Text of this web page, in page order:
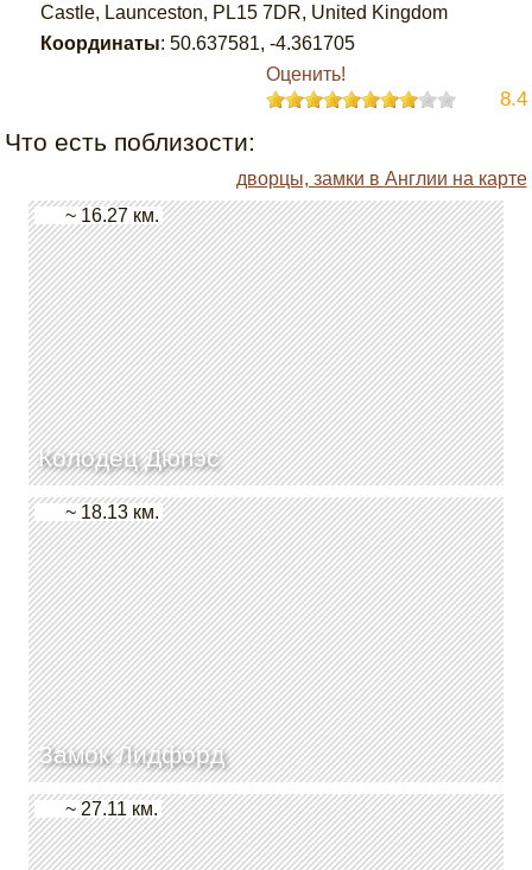
Castle, Launceston, PL15 7DR, United Kingdom
Координаты: 50.637581,-4.361705
Оценить!
8.4
Что есть поблизости:
дворцы, замки в Англии на карте
Колодец Дюпэс
~ 16.27 км.
Замок Лидфорд
~ 18.13 км.
~ 27.11 км.